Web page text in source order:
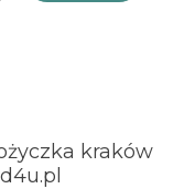
kraków